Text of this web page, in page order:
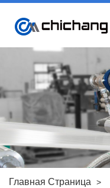
Главная Страница